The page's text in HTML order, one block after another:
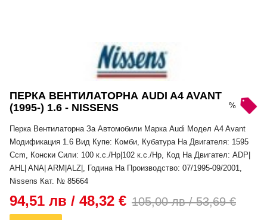
ПЕРКА ВЕНТИЛАТОРНА AUDI A4 AVANT
(1995-) 1.6 - NISSENS
Перка Вентилаторна За Автомобили Марка Audi Модел A4 Avant
Модификация 1.6 Вид Купе: Комби, Кубатура На Двигателя: 1595
Ccm, Конски Сили: 100 к.с./Hp|102 к.с./Hp, Код На Двигател: ADP|
AHL| ANA| ARM|ALZ|, Година На Производство: 07/1995-09/2001,
Nissens Кат. № 85664
94,51 лв / 48,32 € 105,00 лв / 53,69 €
%